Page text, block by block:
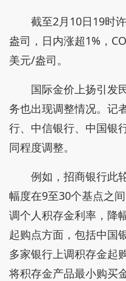
截至2月10日19时
盎司，日内涨超1%，
美元/盎司。
国际金价上扬引发
务也出现调整情况。记
行、中信银行、中国银
同程度调整。
例如，招商银行此
幅度在9至30个基点之
调个人积存金利率，降
起购点方面，包括中国
多家银行上调积存金起
将积存金产品最小购买